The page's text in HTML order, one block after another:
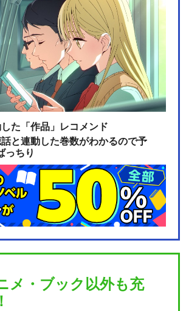
デリシャスパーティ♡プリキ
ュア
ひろがるスカイ！プリキュア
キュア’２３～
た「作品」レコメンド
と連動した巻数がわかるので予
っちり
メ・ブック以外も充